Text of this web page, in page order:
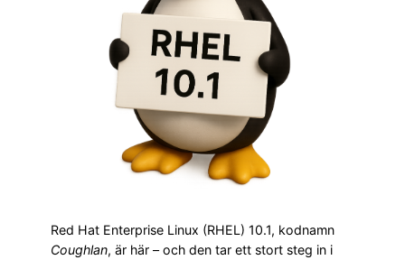
Red Hat Enterprise Linux (RHEL) 10.1, kodnamn
Coughlan, är här – och den tar ett stort steg in i